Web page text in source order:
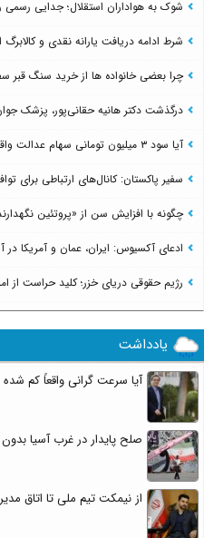
شوک به هواداران استقلال؛ جدایی رسمی
شرط ادامه دریافت یارانه نقدی و کالابرگ
چرا بعضی خانواده ها از خرید سنگ قبر
درگذشت دکتر هانیه حقانی‌پور، پزشک
آیا سود ۳ میلیون تومانی سهام عدالت واقعی است؟
سفیر پاکستان: کانال‌های ارتباطی برای
چگونه با افزایش سن از «پروتئین
ادعای آکسیوس: ایران، عمان و آمریکا در
رژیم حقوقی دریای خزر؛ کلید حراست از
یادداشت
آیا سرعت گرانی واقعاً کم
صلح پایدار در غرب آسیا
از نیمکت تیم ملی تا اتاق